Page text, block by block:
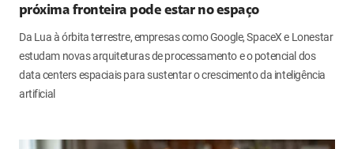
próxima fronteira pode estar no espaço
Da Lua à órbita terrestre, empresas como Google, SpaceX e Lonestar
estudam novas arquiteturas de processamento e o potencial dos
data centers espaciais para sustentar o crescimento da inteligência
artificial